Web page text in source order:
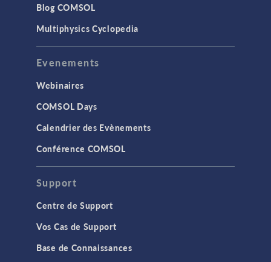
Blog COMSOL
Multiphysics Cyclopedia
Evenements
Webinaires
COMSOL Days
Calendrier des Evènements
Conférence COMSOL
Support
Centre de Support
Vos Cas de Support
Base de Connaissances